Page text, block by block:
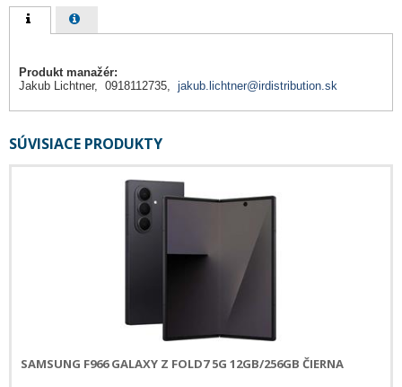
Produkt manažér:
Jakub Lichtner, 0918112735, jakub.lichtner@irdistribution.sk
SÚVISIACE PRODUKTY
SAMSUNG F966 GALAXY Z FOLD7 5G 12GB/256GB ČIERNA